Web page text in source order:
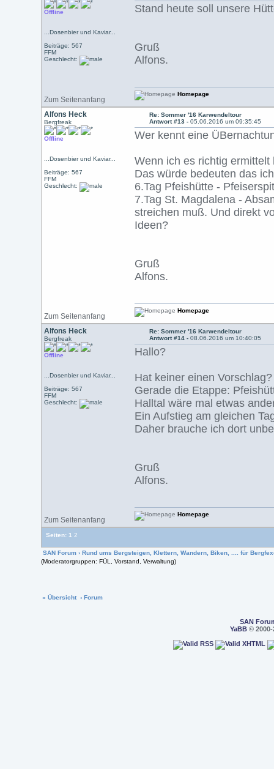
Offline
...Dosenbier und Kaviar...
Beiträge: 567
FFM
Geschlecht:
Stand heute soll unsere
Gruß
Alfons.
Zum Seitenanfang
Homepage
Alfons Heck
Bergfreak
Offline
...Dosenbier und Kaviar...
Beiträge: 567
FFM
Geschlecht:
Re: Sommer '16 Karwendeltour
Antwort #13 -05.06.2016 um 09:35:45
Wer kennt eine
Wenn ich es richtig
Das würde bedeuten das
6.Tag Pfeishütte -
7.Tag St. Magdalena -
streichen muß. Und direkt
Ideen?
Gruß
Alfons.
Zum Seitenanfang
Homepage
Alfons Heck
Bergfreak
Offline
...Dosenbier und Kaviar...
Beiträge: 567
FFM
Geschlecht:
Re: Sommer '16 Karwendeltour
Antwort #14 -08.06.2016 um 10:40:05
Hallo?
Hat keiner einen Vorschlag?
Gerade die Etappe:
Halltal wäre mal etwas
Ein Aufstieg am gleichen
Daher brauche ich dort
Gruß
Alfons.
Zum Seitenanfang
Homepage
Seiten: 1 2
SAN Forum› Rund ums Bergsteigen, Klettern, Wandern, Biken, .... für
(Moderatorgruppen: FÜL, Vorstand, Verwaltung)
« Übersicht ‹ Forum
SAN
YaBB© 2000-